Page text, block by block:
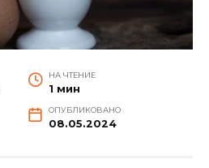
НА ЧТЕНИЕ
1 мин
ОПУБЛИКОВАНО
08.05.2024